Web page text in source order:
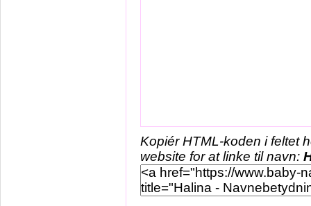
Kopiér HTML-koden i feltet
website for at linke til navn: